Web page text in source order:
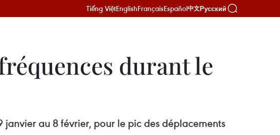
Tiếng ViệtEnglishFrançaisEspañol中文Русский
durant le
au 8 février, pour le pic des déplacements